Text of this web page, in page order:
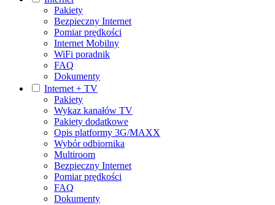
Pakiety
Bezpieczny Internet
Pomiar prędkości
Internet Mobilny
WiFi poradnik
FAQ
Dokumenty
Internet + TV
Pakiety
Wykaz kanałów TV
Pakiety dodatkowe
Opis platformy 3G/MAXX
Wybór odbiornika
Multiroom
Bezpieczny Internet
Pomiar prędkości
FAQ
Dokumenty